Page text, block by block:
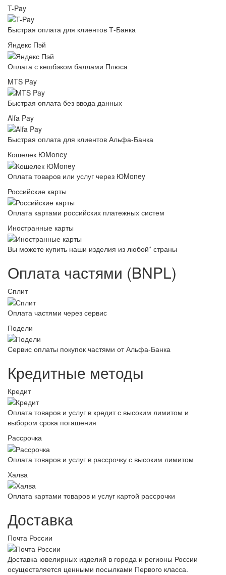
T-Pay
Быстрая оплата для клиентов Т-Банка
Яндекс Пэй
Оплата с кешбэком баллами Плюса
MTS Pay
Быстрая оплата без ввода данных
Alfa Pay
Быстрая оплата для клиентов Альфа-Банка
Кошелек ЮMoney
Оплата товаров или услуг через ЮMoney
Российские карты
Оплата картами российских платежных систем
Иностранные карты
Вы можете купить наши изделия из любой* страны
Оплата частями (BNPL)
Сплит
Оплата частями через сервис
Подели
Сервис оплаты покупок частями от Альфа-Банка
Кредитные методы
Кредит
Оплата товаров и услуг в кредит с высоким лимитом и
выбором срока погашения
Рассрочка
Оплата товаров и услуг в рассрочку с высоким лимитом
Халва
Оплата картами товаров и услуг картой рассрочки
Доставка
Почта России
Доставка ювелирных изделий в города и регионы России
осуществляется ценными посылками Первого класса.